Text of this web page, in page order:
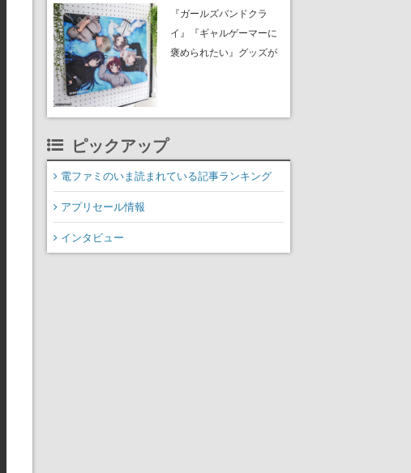
イク』無料公開。返事に
失敗すると「YOU
DIED」
『ガールズバンドクラ
イ』『ギャルゲーマーに
褒められたい』グッズが
ピックアップ
電ファミのいま読まれている記事ランキング
アプリセール情報
インタビュー